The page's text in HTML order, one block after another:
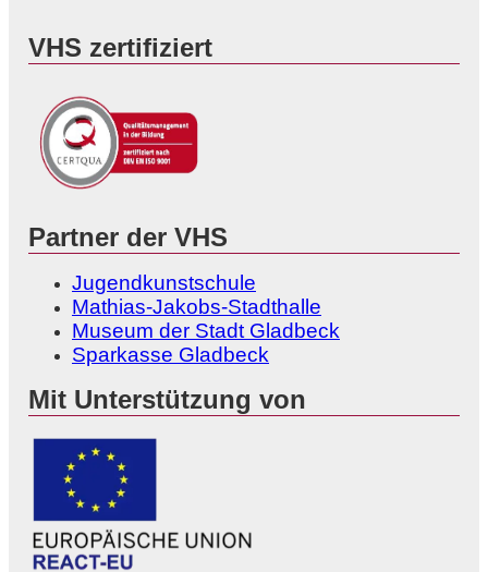
VHS zertifiziert
Partner der VHS
Jugendkunstschule
Mathias-Jakobs-Stadthalle
Museum der Stadt Gladbeck
Sparkasse Gladbeck
Mit Unterstützung von